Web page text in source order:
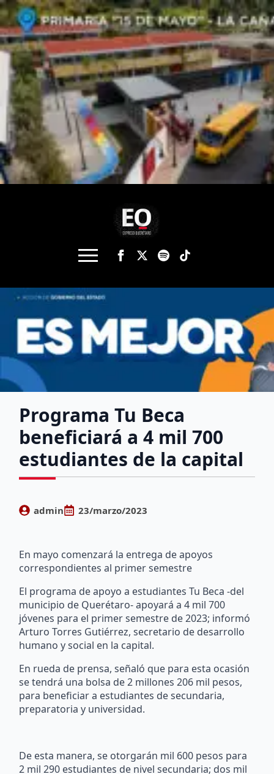
Programa Tu Beca
beneficiará a 4 mil 700
estudiantes de la capital
admin 23/marzo/2023
En mayo comenzará la entrega de apoyos
correspondientes al primer semestre
El programa de apoyo a estudiantes Tu Beca -del
municipio de Querétaro- apoyará a 4 mil 700
jóvenes para el primer semestre de 2023; informó
Arturo Torres Gutiérrez, secretario de desarrollo
humano y social en la capital.
En rueda de prensa, señaló que para esta ocasión
se tendrá una bolsa de 2 millones 206 mil pesos,
para beneficiar a estudiantes de secundaria,
preparatoria y universidad.
De esta manera, se otorgarán mil 600 pesos para
2 mil 290 estudiantes de nivel secundaria; dos mil